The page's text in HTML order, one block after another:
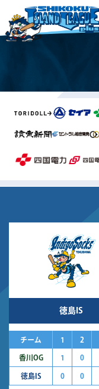
徳島IS
チーム 1 2
香川OG 1 0
徳島IS 0 0